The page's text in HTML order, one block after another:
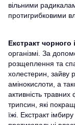
вільними
протигрибковими
Екстракт чорного
організмі. За
розщеплення та
холестерин, зайву
амінокислоти, а
активність
трипсин, які
їжі. Екстракт